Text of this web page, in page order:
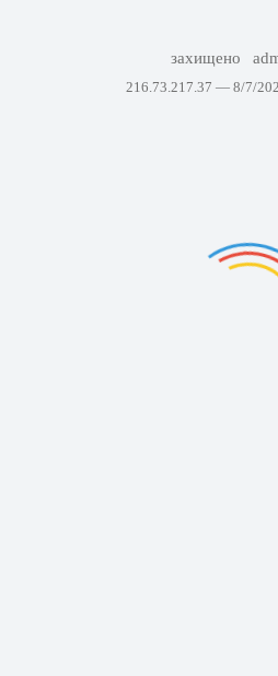
захищено
216.73.217.37 — 8/7/